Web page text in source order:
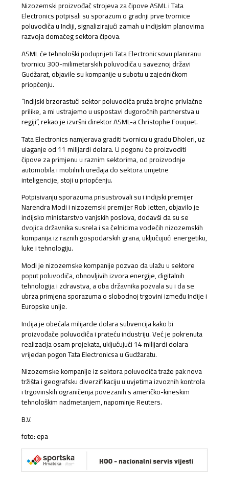
Nizozemski proizvođač strojeva za čipove ASML i Tata
Electronics potpisali su sporazum o gradnji prve tvornice
poluvodiča u Indiji, signalizirajući zamah u indijskim planovima
razvoja domaćeg sektora čipova.
ASML će tehnološki poduprijeti Tata Electronicsovu planiranu
tvornicu 300-milimetarskih poluvodiča u saveznoj državi
Gudžarat, objavile su kompanije u subotu u zajedničkom
priopćenju.
“Indijski brzorastući sektor poluvodiča pruža brojne privlačne
prilike, a mi ustrajemo u uspostavi dugoročnih partnerstva u
regiji”, rekao je izvršni direktor ASML-a Christophe Fouquet.
Tata Electronics namjerava graditi tvornicu u gradu Dholeri, uz
ulaganje od 11 milijardi dolara. U pogonu će proizvoditi
čipove za primjenu u raznim sektorima, od proizvodnje
automobila i mobilnih uređaja do sektora umjetne
inteligencije, stoji u priopćenju.
Potpisivanju sporazuma prisustvovali su i indijski premijer
Narendra Modi i nizozemski premijer Rob Jetten, objavilo je
indijsko ministarstvo vanjskih poslova, dodavši da su se
dvojica državnika susrela i sa čelnicima vodećih nizozemskih
kompanija iz raznih gospodarskih grana, uključujući energetiku,
luke i tehnologiju.
Modi je nizozemske kompanije pozvao da ulažu u sektore
poput poluvodiča, obnovljivih izvora energije, digitalnih
tehnologija i zdravstva, a oba državnika pozvala su i da se
ubrza primjena sporazuma o slobodnoj trgovini između Indije i
Europske unije.
Indija je obećala milijarde dolara subvencija kako bi
proizvođače poluvodiča i prateću industriju. Već je pokrenuta
realizacija osam projekata, uključujući 14 milijardi dolara
vrijedan pogon Tata Electronicsa u Gudžaratu.
Nizozemske kompanije iz sektora poluvodiča traže pak nova
tržišta i geografsku diverzifikaciju u uvjetima izvoznih kontrola
i trgovinskih ograničenja povezanih s američko-kineskim
tehnološkim nadmetanjem, napominje Reuters.
B.V.
foto: epa